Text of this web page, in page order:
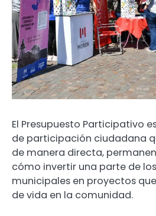
El Presupuesto Participativo
de participación ciudadana
de manera directa,
cómo invertir una parte de
municipales en proyectos
de vida en la comunidad.